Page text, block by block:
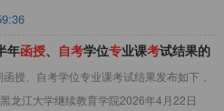
考本
年函授、 自考学位专业课考试结果的
授、自考学位专业课考试结果发布如下，
龙江大学继续教育学院2026年4月22日